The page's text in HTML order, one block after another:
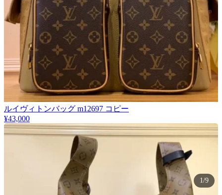
1/9
ルイヴィトンバッグ m12697 コピー
¥43,000